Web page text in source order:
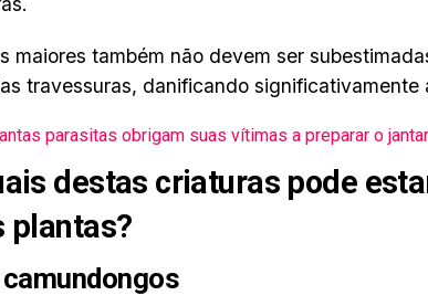
maiores também não devem ser
travessuras, danificando significativamente
parasitas obrigam suas vítimas a preparar o
destas criaturas pode
plantas?